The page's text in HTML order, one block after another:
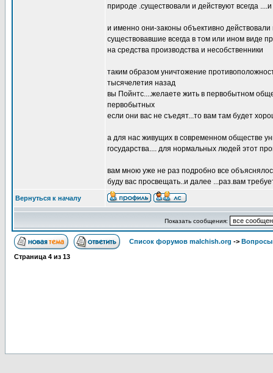
природе .существовали и действуют всегда
и именно они-законы объективно
существовавшие всегда в том или ином виде
на средства производства и несобственники
таким образом уничтожение
тысячелетия назад
вы Пойнтс....желаете жить в первобытном
первобытных
если они вас не съедят...то вам там будет
а для нас живущих в современном обществе
государства.... для нормальных людей этот
вам мною уже не раз подробно все
буду вас просвещать..и далее ...раз.вам
Вернуться к началу
Показать сообщения:
Список форумов malchish.org -> Вопросы
Страница 4 из 13